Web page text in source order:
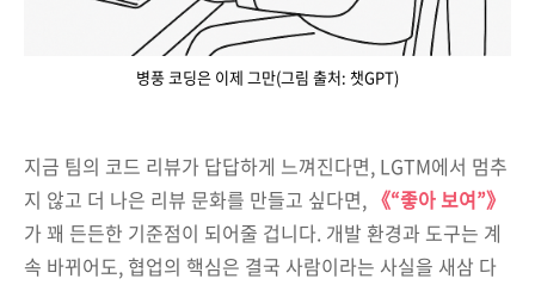
병풍 코딩은 이제 그만(그림 출처: 챗GPT)
지금 팀의 코드 리뷰가 답답하게 느껴진다면, LGTM에서 멈추
지 않고 더 나은 리뷰 문화를 만들고 싶다면, 《“좋아 보여”》
가 꽤 든든한 기준점이 되어줄 겁니다. 개발 환경과 도구는 계
속 바뀌어도, 협업의 핵심은 결국 사람이라는 사실을 새삼 다